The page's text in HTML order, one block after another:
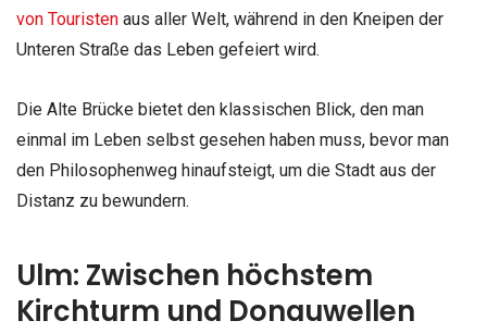
von Touristen aus aller Welt, während in den Kneipen der
Unteren Straße das Leben gefeiert wird.
Die Alte Brücke bietet den klassischen Blick, den man
einmal im Leben selbst gesehen haben muss, bevor man
den Philosophenweg hinaufsteigt, um die Stadt aus der
Distanz zu bewundern.
Ulm: Zwischen höchstem
Kirchturm und Donauwellen